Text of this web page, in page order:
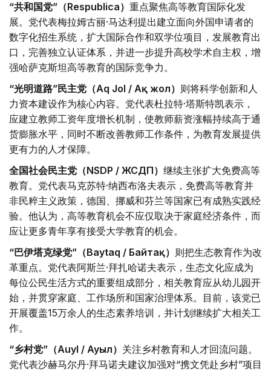
“共和国党”（Respublica） 重点聚焦高等教育国际化发
展。党代表梅拉姆古丽·马达利提出建立面向外国申请者的
数字化招生系统，扩大国际合作和双学位项目，发展教育出
口，完善独立认证体系，并进一步提升高校学术自主权，增
强哈萨克斯坦高等教育的国际竞争力。
“光明道路”民主党（Aq Jol / Ақ жол） 则将科学创新和人
力资本建设作为核心内容。党代表杜拉特·塔斯特凯表示，
应建立教师工资年度增长机制，使教师薪资涨幅持续高于通
货膨胀水平，同时不断改善教师工作条件，为教育发展提供
更有力的人才保障。
全国社会民主党（NSDP / ЖСДП） 继续主张扩大免费高等
教育。党代表马克苏特·纳西布洛夫表示，免费高等教育并
非民粹主义政策，德国、挪威和芬兰等国家已有成熟实践经
验。他认为，高等教育机会不应仅取决于家庭经济条件，而
应让更多青年享有接受大学教育的机会。
“巴伊塔克绿党”（Baytaq / Байтақ） 则把生态教育作为改
革重点。党代表阿斯兰·拜扎哈诺夫表示，生态文化应成为
每位公民生活方式的重要组成部分，相关教育应从幼儿园开
始，并贯穿家庭、工作场所和国家治理体系。目前，该党已
开展覆盖15万余人的生态素养培训，并计划继续扩大相关工
作。
“乡村党”（Auyl / Ауыл） 关注乡村教育和人才回流问题。
党代表沙赫马尔丹·拜马诺夫建议加强对“携文凭赴乡村”项目